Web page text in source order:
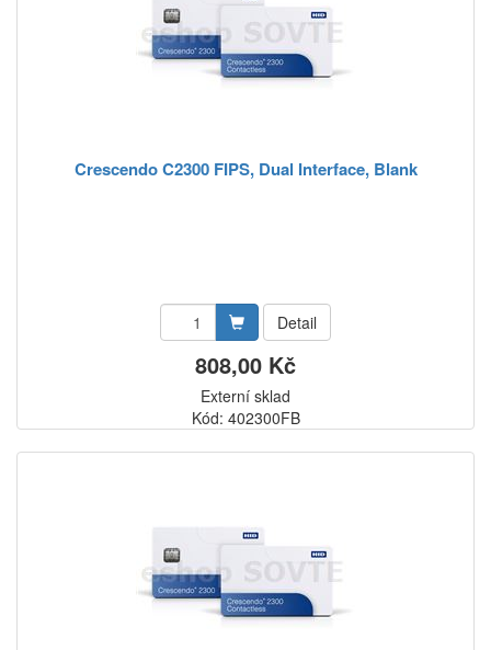
Crescendo C2300 FIPS, Dual Interface, Blank
Detail
808,00 Kč
Externí sklad
Kód: 402300FB